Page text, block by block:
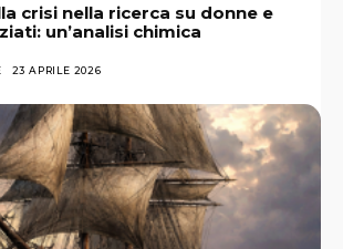
crisi nella ricerca su donne e
un’analisi chimica
23 APRILE 2026